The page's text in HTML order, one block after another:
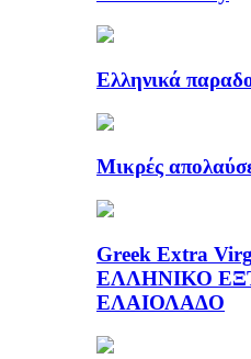
Ελληνικά
Μικρές
Greek Extra
ΕΛΛΗΝΙΚΟ
ΕΛΑΙΟΛΑΔΟ